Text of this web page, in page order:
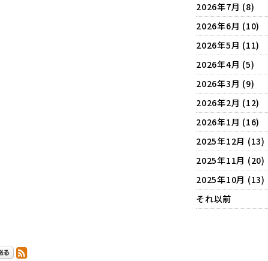
2026年7月 (8)
2026年6月 (10)
2026年5月 (11)
2026年4月 (5)
2026年3月 (9)
2026年2月 (12)
2026年1月 (16)
2025年12月 (13)
2025年11月 (20)
2025年10月 (13)
それ以前